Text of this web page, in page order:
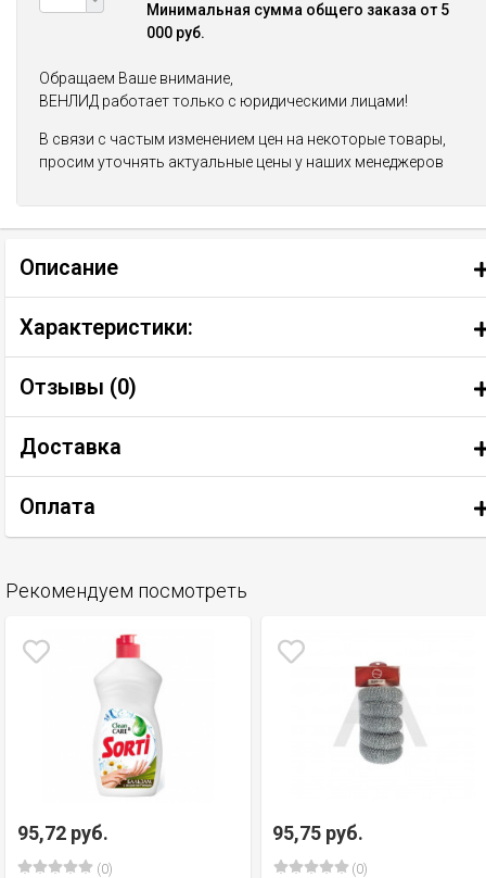
Минимальная сумма общего заказа от 5
000 руб.
Обращаем Ваше внимание,
ВЕНЛИД работает только с юридическими лицами!
В связи с частым изменением цен на некоторые товары,
просим уточнять актуальные цены у наших менеджеров
Описание
Характеристики:
Отзывы (0)
Доставка
Оплата
Рекомендуем посмотреть
95,72 руб.
(0)
95,75 руб.
(0)